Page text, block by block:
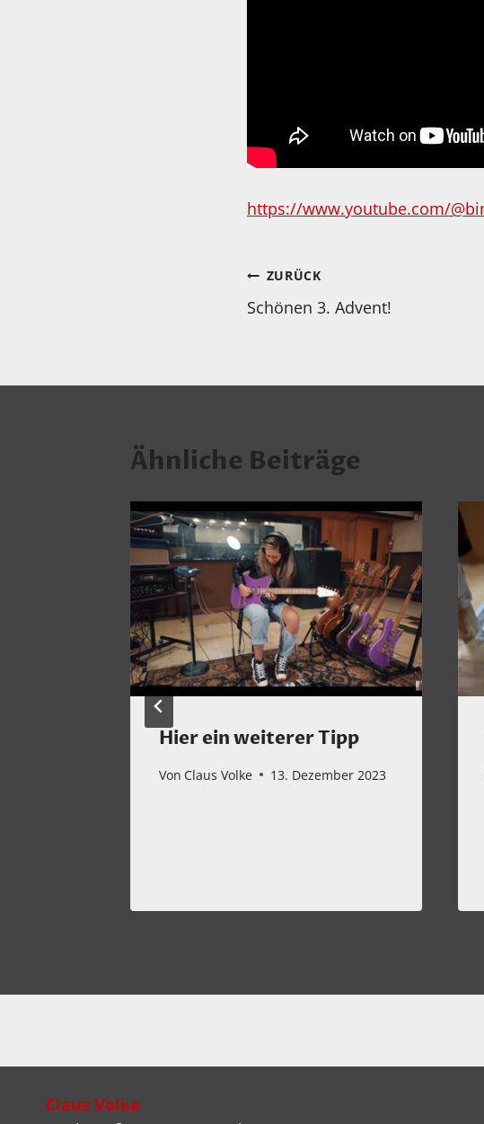
https://www.youtube.com/
Beitragsnavigation
ZURÜCK
Schönen 3. Advent!
Ähnliche Beiträge
Hier ein weiterer Tipp
Von Claus Volke 13. Dezember 2023
Claus Volke